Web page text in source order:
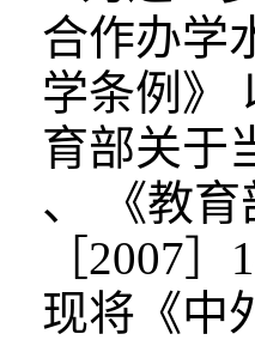
合作办学
学条例》
育部关于
、 《教
［2007
现将《中